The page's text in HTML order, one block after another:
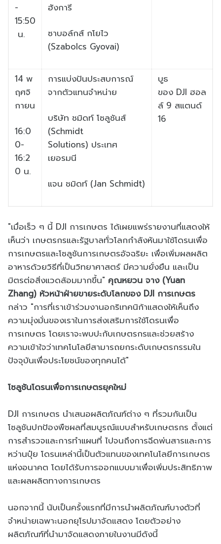
-
15:50
น.
ฮังการี
ซาบอล์กส์ กโยไว
(Szabolcs Gyovai)
14 พ
ฤศจิ
กายน
16:0
0-
16:2
0 น.
การแบ่งปันประสบการณ์
จากตัวแทนจำหน่าย
บริษัท ชมิดท์ โซลูชันส์
(Schmidt
Solutions) ประเทศ
เยอรมนี
แจน ชมิดท์ (Jan Schmidt)
บูธ
ของ DJI ฮอล
ล์ 9 สแตนด์
16
"เมื่อเร็ว ๆ นี้ DJI การเกษตร ได้เผยแพร่รายงานที่แสดงให้
เห็นว่า เกษตรกรและรัฐบาลทั่วโลกกำลังหันมาใช้โดรนเพื่อ
การเกษตรและโซลูชันการเกษตรอัจฉริยะ เพื่อเพิ่มผลผลิต
อาหารด้วยวิธีที่เป็นวิทยาศาสตร์ มีความยั่งยืน และเป็น
มิตรต่อสิ่งแวดล้อมมากขึ้น" คุณหยวน จาง (Yuan
Zhang) หัวหน้าฝ่ายขายระดับโลกของ DJI การเกษตร
กล่าว "การที่เราเข้าร่วมงานอกริเทคนิก้าแสดงให้เห็นถึง
ความมุ่งมั่นของเราในการส่งเสริมการใช้โดรนเพื่อ
การเกษตร โดยเราจะพบปะกับเกษตรกรและช่วยสร้าง
ความเข้าใจว่าเทคโนโลยีสามารถยกระดับเกษตรกรรมใน
ปัจจุบันเพื่อประโยชน์ของทุกคนได้"
โซลูชันโดรนเพื่อการเกษตรยุคใหม่
DJI การเกษตร นำเสนอผลิตภัณฑ์ต่าง ๆ ที่รวมกันเป็น
โซลูชันปกป้องพืชผลที่สมบูรณ์แบบสำหรับเกษตรกร ตั้งแต่
การสำรวจและการทำแผนที่ ไปจนถึงการฉีดพ่นสารและการ
หว่านปุ๋ย โดรนเหล่านี้เป็นตัวแทนของเทคโนโลยีการเกษตร
แห่งอนาคต โดยได้รับการออกแบบมาเพื่อเพิ่มประสิทธิภาพ
และผลผลิตทางการเกษตร
นอกจากนี้ นับเป็นครั้งแรกที่มีการนำผลิตภัณฑ์บางตัวที่
จำหน่ายเฉพาะนอกยุโรปมาจัดแสดง โดยตัวอย่าง
ผลิตภัณฑ์ที่นำมาจัดแสดงภายในงานมีดังนี้